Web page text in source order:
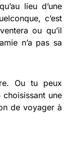
lieu d’une
c’est
ou qu’il
n’a pas sa
Ou tu peux
une
de voyager à